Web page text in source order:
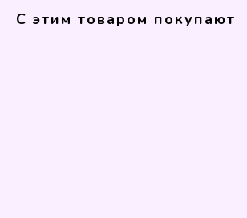
С этим товаром покупают